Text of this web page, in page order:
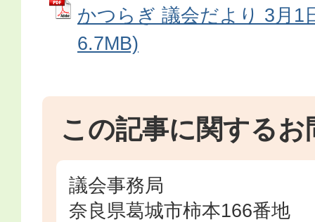
かつらぎ 議会だより 3月1
6.7MB)
この記事に関するお
議会事務局
奈良県葛城市柿本166番地